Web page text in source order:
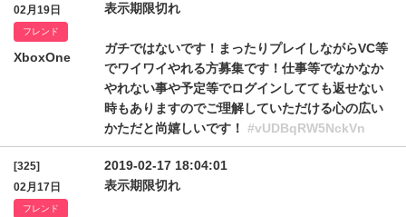
02月19日
フレンド
XboxOne
表示期限切れ
ガチではないです！まったりプレイしながらVC等
でワイワイやれる方募集です！仕事等でなかなか
やれない事や予定等でログインしてても返せない
時もありますのでご理解していただける心の広い
かただと尚嬉しいです！ #vUDBqRW5NckVn
[325]
02月17日
フレンド
2019-02-17 18:04:01
表示期限切れ